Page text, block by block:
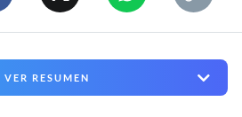
VER RESUMEN